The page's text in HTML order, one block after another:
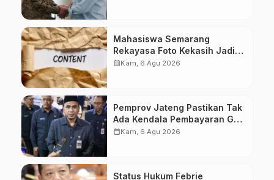
Mahasiswa Semarang
Rekayasa Foto Kekasih Jadi
Konten Cabul karena Sakit
calendar_monthKam, 6 Agu 2026
Pemprov Jateng Pastikan Tak
Ada Kendala Pembayaran Gaji
ASN di Tengah Pemangkasan
calendar_monthKam, 6 Agu 2026
Status Hukum Febrie